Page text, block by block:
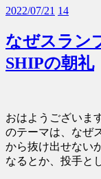
2022/07/21 14
なぜスラ
SHIPの朝礼
おはようございま
のテーマは、なぜ
から抜け出せない
なるとか、投手と